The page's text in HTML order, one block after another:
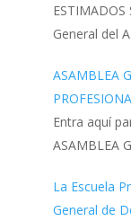
General del
ASAMBLEA
Entra aquí
ASAMBLEA
La Escuela
General de